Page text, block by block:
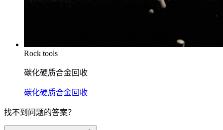
Rock tools
碳化硬质合金回收
碳化硬质合金回收
找不到问题的答案？